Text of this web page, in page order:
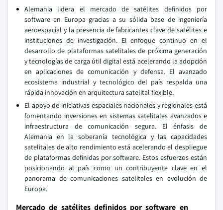
Alemania lidera el mercado de satélites definidos por
software en Europa gracias a su sólida base de ingeniería
aeroespacial y la presencia de fabricantes clave de satélites e
instituciones de investigación. El enfoque continuo en el
desarrollo de plataformas satelitales de próxima generación
y tecnologías de carga útil digital está acelerando la adopción
en aplicaciones de comunicación y defensa. El avanzado
ecosistema industrial y tecnológico del país respalda una
rápida innovación en arquitectura satelital flexible.
El apoyo de iniciativas espaciales nacionales y regionales está
fomentando inversiones en sistemas satelitales avanzados e
infraestructura de comunicación segura. El énfasis de
Alemania en la soberanía tecnológica y las capacidades
satelitales de alto rendimiento está acelerando el despliegue
de plataformas definidas por software. Estos esfuerzos están
posicionando al país como un contribuyente clave en el
panorama de comunicaciones satelitales en evolución de
Europa.
Mercado de satélites definidos por software en